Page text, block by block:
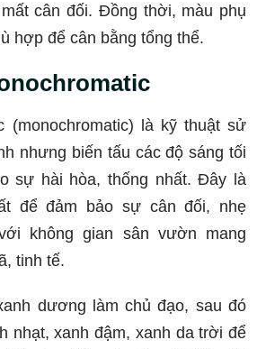
cân đối. Đồng thời, màu phụ
hợp để cân bằng tổng thể.
(monochromatic) là kỹ thuật sử
nhưng biến tấu các độ sáng tối
sự hài hòa, thống nhất. Đây là
để đảm bảo sự cân đối, nhẹ
không gian sân vườn mang
tinh tế.
dương làm chủ đạo, sau đó
nhạt, xanh đậm, xanh da trời để